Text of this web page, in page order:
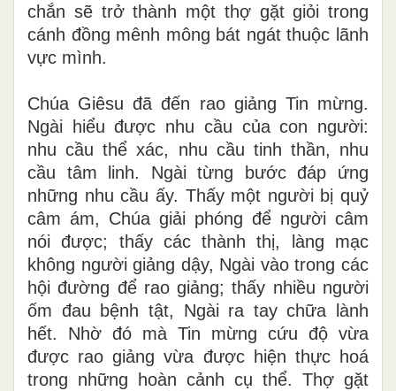
chắn sẽ trở thành một thợ gặt giỏi trong
cánh đồng mênh mông bát ngát thuộc lãnh
vực mình.
Chúa Giêsu đã đến rao giảng Tin mừng.
Ngài hiểu được nhu cầu của con người:
nhu cầu thể xác, nhu cầu tinh thần, nhu
cầu tâm linh. Ngài từng bước đáp ứng
những nhu cầu ấy. Thấy một người bị quỷ
câm ám, Chúa giải phóng để người câm
nói được; thấy các thành thị, làng mạc
không người giảng dậy, Ngài vào trong các
hội đường để rao giảng; thấy nhiều người
ốm đau bệnh tật, Ngài ra tay chữa lành
hết. Nhờ đó mà Tin mừng cứu độ vừa
được rao giảng vừa được hiện thực hoá
trong những hoàn cảnh cụ thể. Thợ gặt